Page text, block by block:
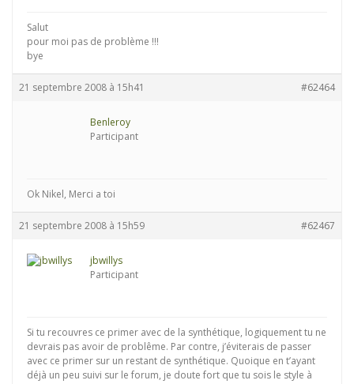
Salut
pour moi pas de problème !!!
bye
21 septembre 2008 à 15h41 #62464
Benleroy
Participant
Ok Nikel, Merci a toi
21 septembre 2008 à 15h59 #62467
jbwillys
Participant
Si tu recouvres ce primer avec de la synthétique, logiquement tu ne
devrais pas avoir de problême. Par contre, j’éviterais de passer
avec ce primer sur un restant de synthétique. Quoique en t’ayant
déjà un peu suivi sur le forum, je doute fort que tu sois le style à